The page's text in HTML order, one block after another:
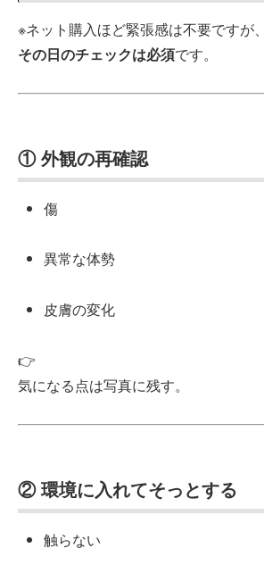
※ネット購入ほど緊張感は不要ですが、
その日のチェックは必須です。
① 外観の再確認
傷
異常な体勢
皮膚の変化
👉
気になる点は写真に残す。
② 環境に入れてそっとする
触らない